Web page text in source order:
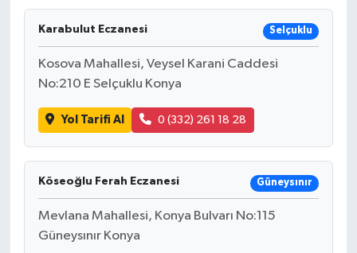
Karabulut Eczanesi Selçuklu
Kosova Mahallesi, Veysel Karani Caddesi
No:210 E Selçuklu Konya
Yol Tarifi Al 0 (332) 261 18 28
Köseoğlu Ferah Eczanesi Güneysınır
Mevlana Mahallesi, Konya Bulvarı No:115
Güneysınır Konya